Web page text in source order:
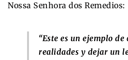
Nossa Senhora dos Remedios:
“Este es un ejemplo
realidades y dejar un